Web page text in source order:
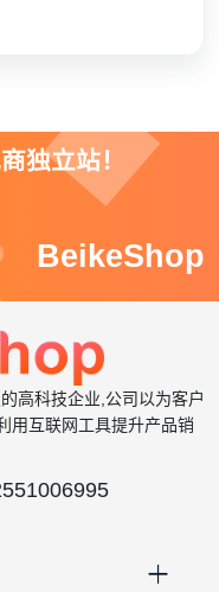
独立站！
BeikeShop
高科技企业,公司以为客户
用互联网工具提升产品销